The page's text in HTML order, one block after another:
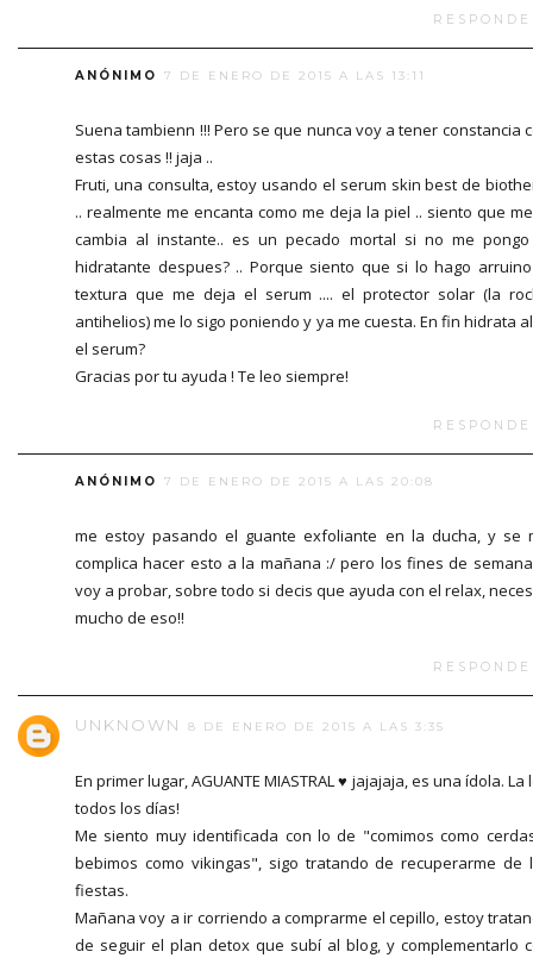
ANÓNIMO 7 DE ENERO DE 2015 A LAS 13:11
Suena tambienn !!! Pero se que nunca voy a tener constancia
estas cosas !! jaja ..
Fruti, una consulta, estoy usando el serum skin best de
.. realmente me encanta como me deja la piel .. siento que
cambia al instante.. es un pecado mortal si no me
hidratante despues? .. Porque siento que si lo hago
textura que me deja el serum .... el protector solar (la
antihelios) me lo sigo poniendo y ya me cuesta. En fin hidrata
el serum?
Gracias por tu ayuda ! Te leo siempre!
ANÓNIMO 7 DE ENERO DE 2015 A LAS 20:08
me estoy pasando el guante exfoliante en la ducha, y se
complica hacer esto a la mañana :/ pero los fines de
voy a probar, sobre todo si decis que ayuda con el relax,
mucho de eso!!
UNKNOWN 8 DE ENERO DE 2015 A LAS 3:35
En primer lugar, AGUANTE MIASTRAL ♥ jajajaja, es una ídola. La
todos los días!
Me siento muy identificada con lo de "comimos como
bebimos como vikingas", sigo tratando de recuperarme de
fiestas.
Mañana voy a ir corriendo a comprarme el cepillo, estoy
de seguir el plan detox que subí al blog, y complementarlo